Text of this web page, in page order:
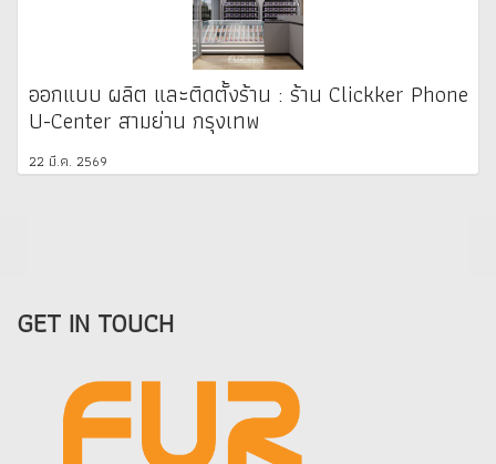
ออกแบบ ผลิต และติดตั้งร้าน : ร้าน Clickker Phone
U-Center สามย่าน กรุงเทพ
22 มี.ค. 2569
GET IN TOUCH